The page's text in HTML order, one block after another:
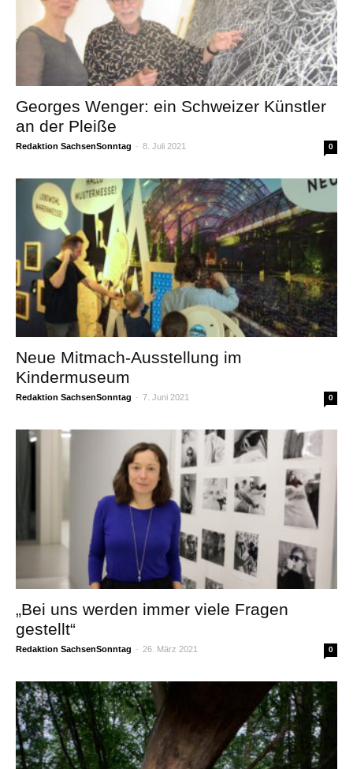
Georges Wenger: ein Schweizer Künstler
an der Pleiße
Redaktion SachsenSonntag - 8. Juli 2021 0
Neue Mitmach-Ausstellung im
Kindermuseum
Redaktion SachsenSonntag - 7. Juni 2021 0
„Bei uns werden immer viele Fragen
gestellt“
Redaktion SachsenSonntag - 26. März 2021 0